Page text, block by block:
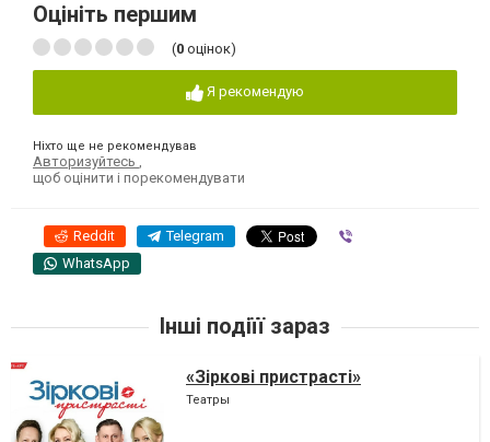
Оцініть першим
(0 оцінок)
Я рекомендую
Ніхто ще не рекомендував
Авторизуйтесь
щоб оцінити і порекомендувати
Reddit Telegram
WhatsApp
Інші подіїї зараз
«Зіркові пристрасті»
Театры